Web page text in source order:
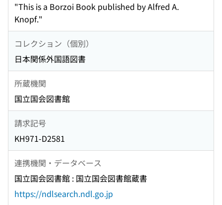
"This is a Borzoi Book published by Alfred A.
Knopf."
コレクション（個別）
日本関係外国語図書
所蔵機関
国立国会図書館
請求記号
KH971-D2581
連携機関・データベース
国立国会図書館 : 国立国会図書館蔵書
https://ndlsearch.ndl.go.jp